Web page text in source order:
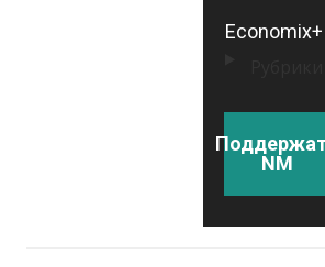
Economix+
NM